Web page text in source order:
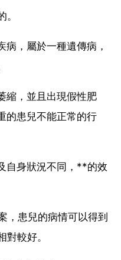
病，屬於一種遺傳病，
縮，並且出現假性肥
的患兒不能正常的行
自身狀況不同，**的效
，患兒的病情可以得到
較好。